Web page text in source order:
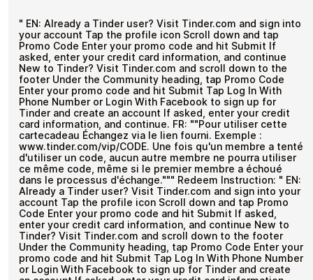
KYC
Gift
Card
Denominations
Redeem the code and use your payment method
Cryptocurrencies
250+ other cryptocurrencies.
" EN: Already a Tinder user? Visit Tinder.com and sign into
your account Tap the profile icon Scroll down and tap
Promo Code Enter your promo code and hit Submit If
asked, enter your credit card information, and continue
New to Tinder? Visit Tinder.com and scroll down to the
footer Under the Community heading, tap Promo Code
Enter your promo code and hit Submit Tap Log In With
Phone Number or Login With Facebook to sign up for
Tinder and create an account If asked, enter your credit
card information, and continue. FR: ""Pour utiliser cette
cartecadeau Échangez via le lien fourni. Exemple :
www.tinder.com/vip/CODE. Une fois qu'un membre a tenté
d'utiliser un code, aucun autre membre ne pourra utiliser
ce même code, même si le premier membre a échoué
dans le processus d'échange.""" Redeem Instruction: " EN:
Already a Tinder user? Visit Tinder.com and sign into your
account Tap the profile icon Scroll down and tap Promo
Code Enter your promo code and hit Submit If asked,
enter your credit card information, and continue New to
Tinder? Visit Tinder.com and scroll down to the footer
Under the Community heading, tap Promo Code Enter your
promo code and hit Submit Tap Log In With Phone Number
or Login With Facebook to sign up for Tinder and create